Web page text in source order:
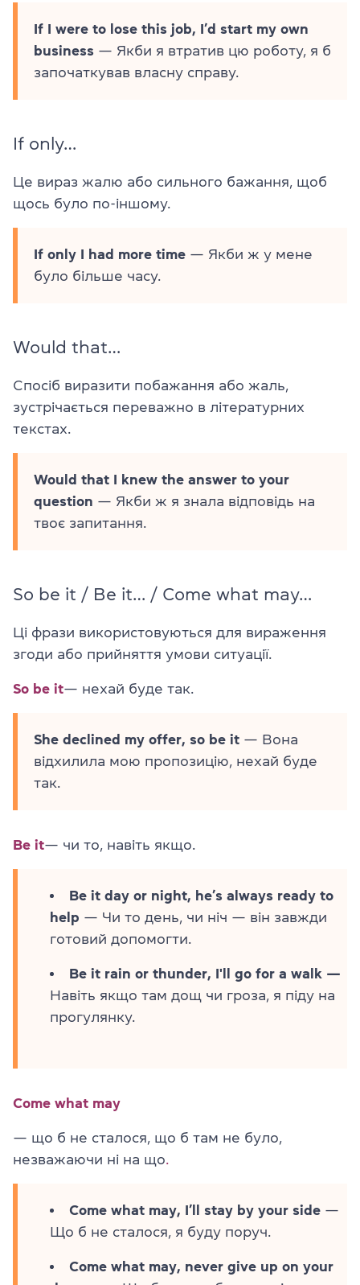
If I were to lose this job, I’d start my own
business — Якби я втратив цю роботу, я б
започаткував власну справу.
If only…
Це вираз жалю або сильного бажання, щоб
щось було по-іншому.
If only I had more time — Якби ж у мене
було більше часу.
Would that…
Спосіб виразити побажання або жаль,
зустрічається переважно в літературних
текстах.
Would that I knew the answer to your
question — Якби ж я знала відповідь на
твоє запитання.
So be it / Be it… / Come what may…
Ці фрази використовуються для вираження
згоди або прийняття умови ситуації.
So be it— нехай буде так.
She declined my offer, so be it — Вона
відхилила мою пропозицію, нехай буде
так.
Be it— чи то, навіть якщо.
Be it day or night, he’s always ready to
help — Чи то день, чи ніч — він завжди
готовий допомогти.
Be it rain or thunder, I'll go for a walk —
Навіть якщо там дощ чи гроза, я піду на
прогулянку.
Come what may
— що б не сталося, що б там не було,
незважаючи ні на що.
Come what may, I’ll stay by your side —
Що б не сталося, я буду поруч.
Come what may, never give up on your